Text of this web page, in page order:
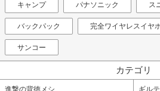
キャンプ パナソニック ス
バックパック 完全ワイヤレスイヤ
サンコー
カテゴリ